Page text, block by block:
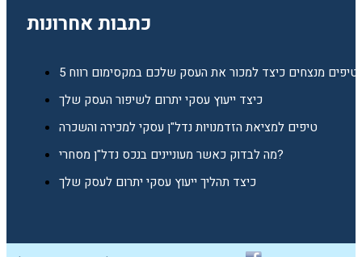
כתבות אחרונות
5 טיפים מנצחים כיצד למכור את העסק שלכם במקסימום רווח
כיצד ייעוץ עסקי יתרום לשיפור העסק שלך
טיפים למציאת הזדמנויות נדל"ן עסקי למכירה והשכרה
מה לבדוק כאשר מעוניינים בנכס נדל"ן מסחרי?
כיצד תהליך ייעוץ עסקי יתרום לעסק שלך